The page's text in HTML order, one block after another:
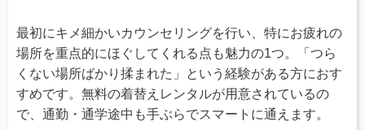
最初にキメ細かいカウンセリングを行い、特にお疲れの
場所を重点的にほぐしてくれる点も魅力の1つ。「つら
くない場所ばかり揉まれた」という経験がある方におす
すめです。無料の着替えレンタルが用意されているの
で、通勤・通学途中も手ぶらでスマートに通えます。